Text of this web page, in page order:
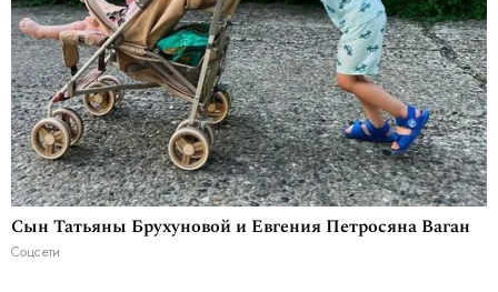
Сын Татьяны Брухуновой и Евгения Петросяна Ваган
Соцсети